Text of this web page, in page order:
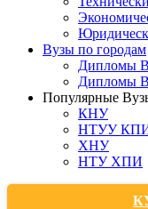
Вузы по городам
Дипломы
Дипломы
Популярные
КНУ
НТУУ
ХНУ
НТУ ХПИ